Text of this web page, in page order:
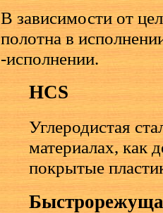
В зависимости от
полотна в
-исполнении.
HCS
Углеродистая
материалах, как
покрытые